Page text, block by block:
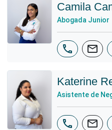
Camila
Abogada Junior
phone mail
Katerine
Asistente de
phone mail